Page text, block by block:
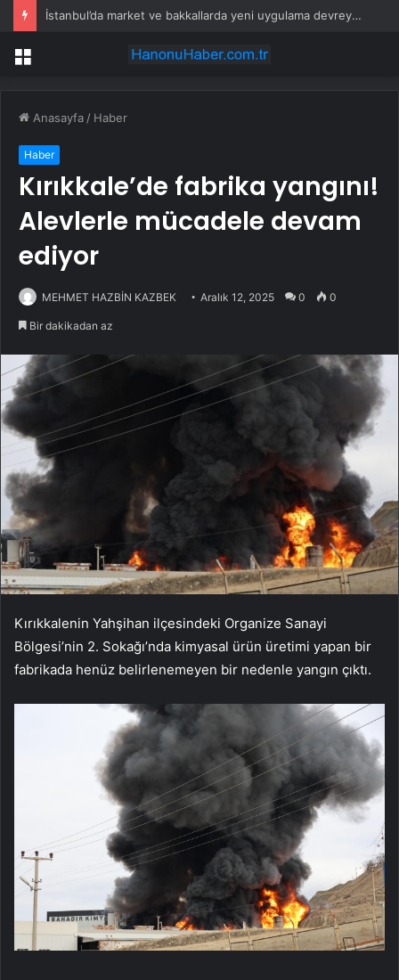
İstanbul’da market ve bakkallarda yeni uygulama devreye girdi
Menü
Anasayfa / Haber
Haber
Kırıkkale’de fabrika yangını!
Alevlerle mücadele devam
ediyor
MEHMET HAZBİN KAZBEK Aralık 12, 2025 0 0
Bir dakikadan az
Kırıkkalenin Yahşihan ilçesindeki Organize Sanayi
Bölgesi’nin 2. Sokağı’nda kimyasal ürün üretimi yapan bir
fabrikada henüz belirlenemeyen bir nedenle yangın çıktı.